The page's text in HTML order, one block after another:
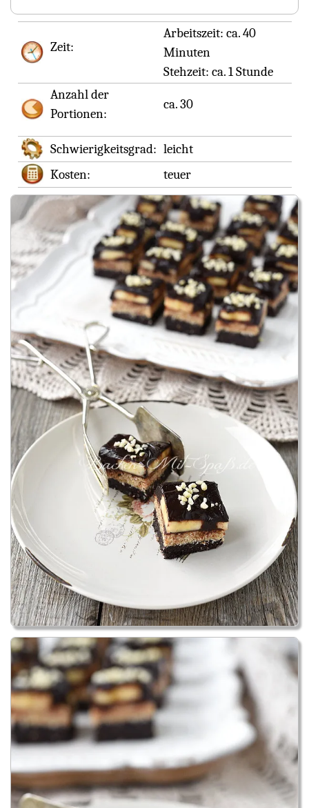
Zeit:
Arbeitszeit: ca. 40
Minuten
Stehzeit: ca. 1 Stunde
Anzahl der
Portionen:
ca. 30
Schwierigkeitsgrad: leicht
Kosten:
teuer